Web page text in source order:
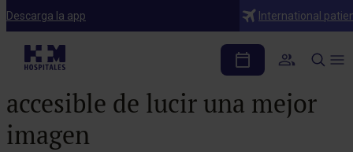
Descarga la app International
Notas de prensa
Micropigmentación: la
forma más rápida, cómoda y
accesible de lucir una mejor
imagen